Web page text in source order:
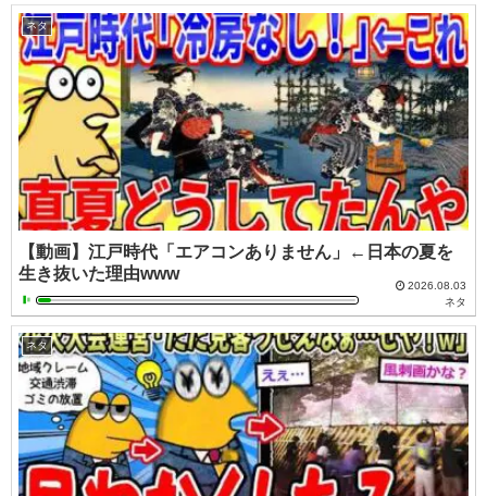
ネタ
【動画】江戸時代「エアコンありません」←日本の夏を
生き抜いた理由www
2026.08.03
ネタ
ネタ